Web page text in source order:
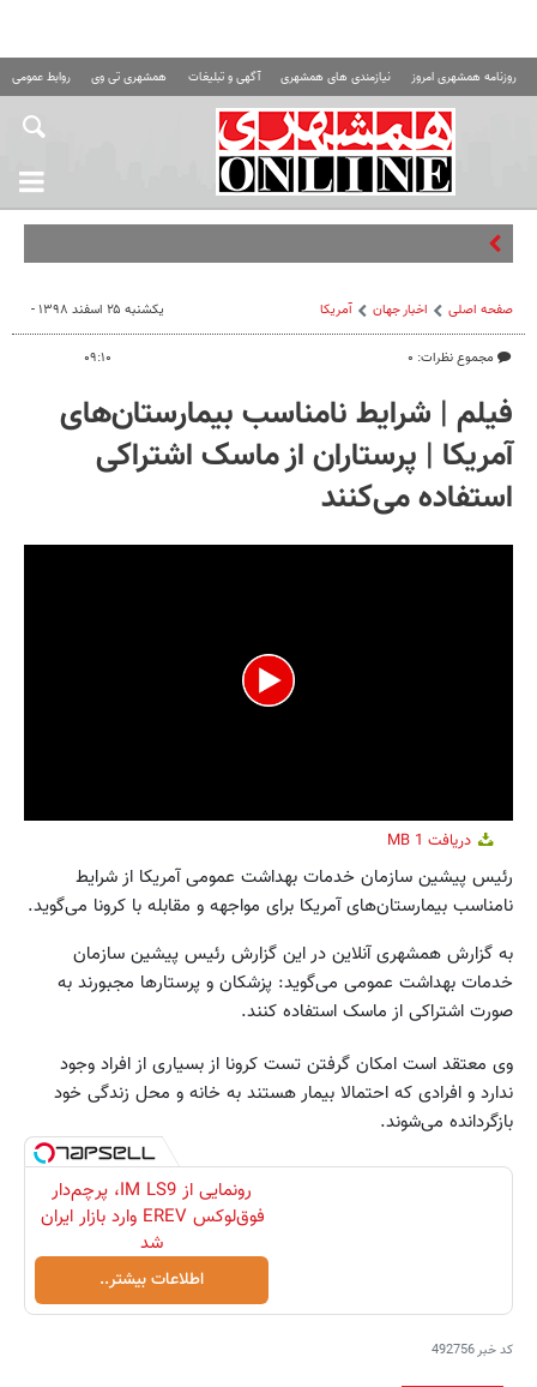
روزنامه همشهری امروز نیازمندی های همشهری آگهی و تبلیغات همشهری تی وی روابط عمومی
صفحه اصلی اخبار جهان آمریکا
مجموع نظرات: ۰
یکشنبه ۲۵ اسفند ۱۳۹۸ -
۰۹:۱۰
فیلم | شرایط نامناسب بیمارستان‌های
آمریکا | پرستاران از ماسک اشتراکی
استفاده می‌کنند
0
minutes,
seconds
دریافت 1 MB
رئیس پیشین سازمان خدمات بهداشت عمومی آمریکا از شرایط
نامناسب بیمارستان‌های آمریکا برای مواجهه و مقابله با کرونا می‌گوید.
به گزارش همشهری آنلاین در این گزارش رئیس پیشین سازمان
خدمات بهداشت عمومی می‌گوید: پزشکان و پرستارها مجبورند به
صورت اشتراکی از ماسک استفاده کنند.
وی معتقد است امکان گرفتن تست کرونا از بسیاری از افراد وجود
ندارد و افرادی که احتمالا بیمار هستند به خانه و محل زندگی خود
بازگردانده می‌شوند.
رونمایی از IM LS9، پرچم‌دار
فوق‌لوکس EREV وارد بازار ایران
شد
اطلاعات بیشتر..
کد خبر492756